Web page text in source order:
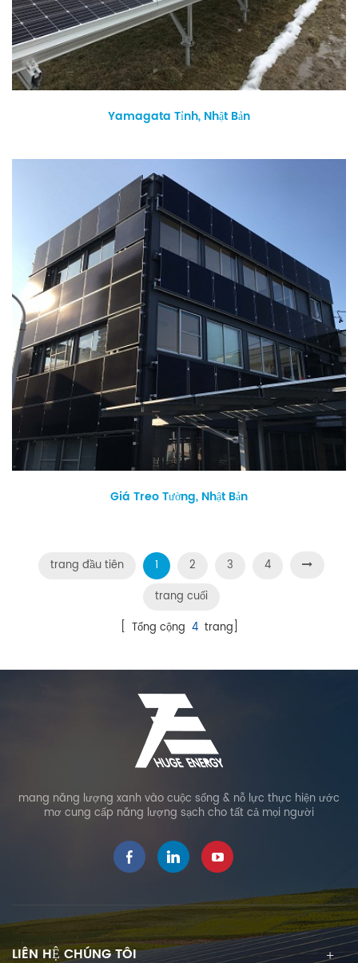
Yamagata Tỉnh, Nhật Bản
Giá Treo Tường, Nhật Bản
trang đầu tiên 1 2 3
4
trang cuối
[ Tổng cộng 4trang]
mang năng lượng xanh vào cuộc sống & nỗ lực thực hiện ước
mơ cung cấp năng lượng sạch cho tất cả mọi người
LIÊN HỆ CHÚNG TÔI